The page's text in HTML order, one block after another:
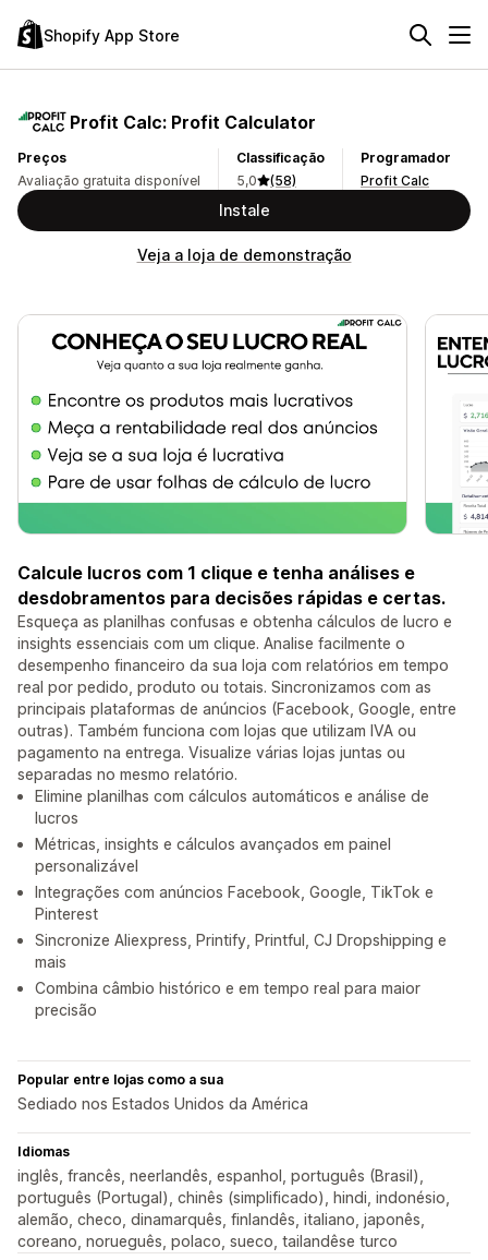
Shopify App Store
Profit Calc: Profit Calculator
Preços
Avaliação gratuita disponível
Classificação
5,0
(58)
Programador
Profit Calc
Instale
Veja a loja de demonstração
Calcule lucros com 1 clique e tenha análises e
desdobramentos para decisões rápidas e certas.
Esqueça as planilhas confusas e obtenha cálculos de lucro e
insights essenciais com um clique. Analise facilmente o
desempenho financeiro da sua loja com relatórios em tempo
real por pedido, produto ou totais. Sincronizamos com as
principais plataformas de anúncios (Facebook, Google, entre
outras). Também funciona com lojas que utilizam IVA ou
pagamento na entrega. Visualize várias lojas juntas ou
separadas no mesmo relatório.
Elimine planilhas com cálculos automáticos e análise de
lucros
Métricas, insights e cálculos avançados em painel
personalizável
Integrações com anúncios Facebook, Google, TikTok e
Pinterest
Sincronize Aliexpress, Printify, Printful, CJ Dropshipping e
mais
Combina câmbio histórico e em tempo real para maior
precisão
Popular entre lojas como a sua
Sediado nos Estados Unidos da América
Idiomas
inglês, francês, neerlandês, espanhol, português (Brasil),
português (Portugal), chinês (simplificado), hindi, indonésio,
alemão, checo, dinamarquês, finlandês, italiano, japonês,
coreano, norueguês, polaco, sueco, tailandêse turco